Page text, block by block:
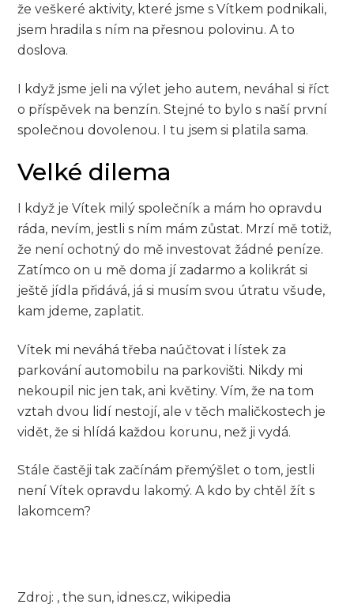
že veškeré aktivity, které jsme s Vítkem podnikali,
jsem hradila s ním na přesnou polovinu. A to
doslova.
I když jsme jeli na výlet jeho autem, neváhal si říct
o příspěvek na benzín. Stejné to bylo s naší první
společnou dovolenou. I tu jsem si platila sama.
Velké dilema
I když je Vítek milý společník a mám ho opravdu
ráda, nevím, jestli s ním mám zůstat. Mrzí mě totiž,
že není ochotný do mě investovat žádné peníze.
Zatímco on u mě doma jí zadarmo a kolikrát si
ještě jídla přidává, já si musím svou útratu všude,
kam jdeme, zaplatit.
Vítek mi neváhá třeba naúčtovat i lístek za
parkování automobilu na parkovišti. Nikdy mi
nekoupil nic jen tak, ani květiny. Vím, že na tom
vztah dvou lidí nestojí, ale v těch maličkostech je
vidět, že si hlídá každou korunu, než ji vydá.
Stále častěji tak začínám přemýšlet o tom, jestli
není Vítek opravdu lakomý. A kdo by chtěl žít s
lakomcem?
Zdroj: , the sun, idnes.cz, wikipedia